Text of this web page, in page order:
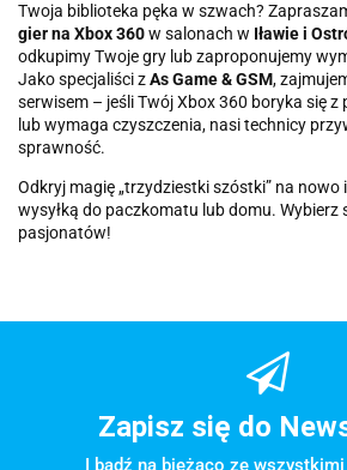
Twoja biblioteka pęka w szwach?
gier na Xbox 360w salonach w Iławie i
odkupimy Twoje gry lub zaproponujemy
Jako specjaliści zAs Game & GSM,
serwisem – jeśli Twój Xbox 360 boryka się z
lub wymaga czyszczenia, nasi technicy
sprawność.
Odkryj magię „trzydziestki szóstki” na nowo
wysyłką do paczkomatu lub domu. Wybierz
pasjonatów!
Zapisz się do
I bądź na bieżąco ze